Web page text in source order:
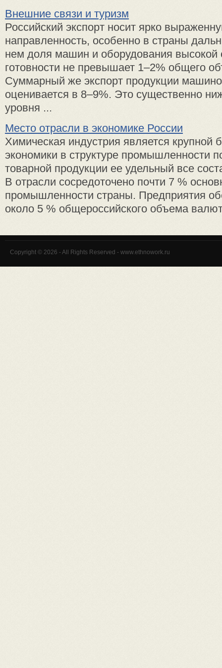
Внешние связи и туризм
Российский экспорт носит ярко
направленность, особенно в страны
нем доля машин и оборудования высокой
готовности не превышает 1–2% общего
Суммарный же экспорт продукции
оценивается в 8–9%. Это существенно
уровня ...
Место отрасли в экономике России
Химическая индустрия является крупной
экономики в структуре промышленности
товарной продукции ее удельный все
В отрасли сосредоточено почти 7 %
промышленности страны. Предприятия
около 5 % общероссийского объема
Copyright © 2026 - All Rights Reserved - www.ethnowork.ru